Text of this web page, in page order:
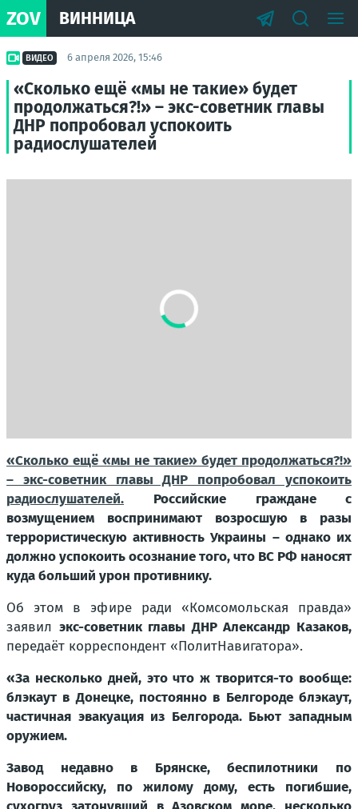
ZOV ВИННИЦА
ВИДЕО 6 апреля 2026, 15:46
«Сколько ещё «мы не такие» будет
продолжаться?!» – экс-советник главы
ДНР попробовал успокоить
радиослушателей
«Сколько ещё «мы не такие» будет продолжаться?!»
– экс-советник главы ДНР попробовал успокоить
радиослушателей.
Российские граждане с
возмущением воспринимают возросшую в разы
террористическую активность Украины – однако их
должно успокоить осознание того, что ВС РФ наносят
куда больший урон противнику.
Об этом в эфире ради «Комсомольская правда»
заявил экс-советник главы ДНР Александр Казаков,
передаёт корреспондент «ПолитНавигатора».
«За несколько дней, это что ж творится-то вообще:
блэкаут в Донецке, постоянно в Белгороде блэкаут,
частичная эвакуация из Белгорода. Бьют западным
оружием.
Завод недавно в Брянске, беспилотники по
Новороссийску, по жилому дому, есть погибшие,